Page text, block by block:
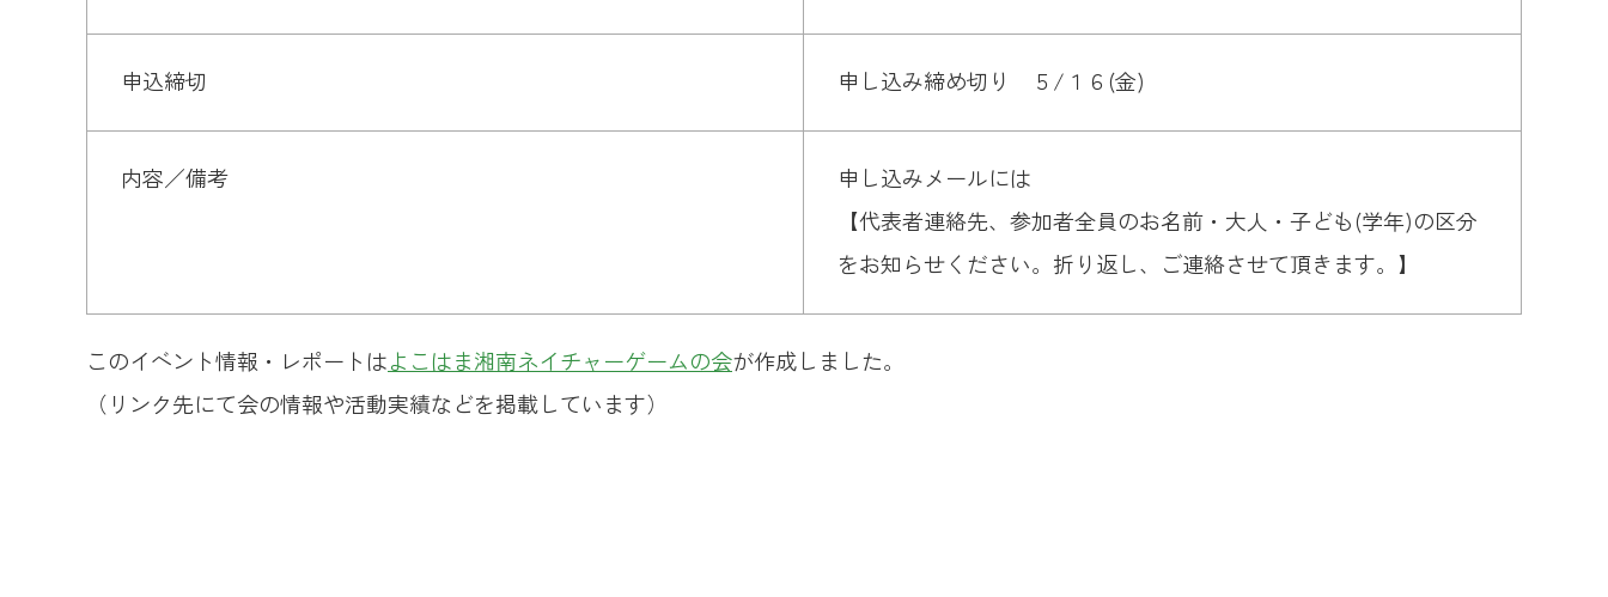
申込締切 申し込み締め切り ５/１６(金)
内容／備考
申し込みメールには
【代表者連絡先、参加者全員のお名前・大人・子ども(学年)の区分
をお知らせください。折り返し、ご連絡させて頂きます。】
このイベント情報・レポートはよこはま湘南ネイチャーゲームの会が作成しました。
（リンク先にて会の情報や活動実績などを掲載しています）